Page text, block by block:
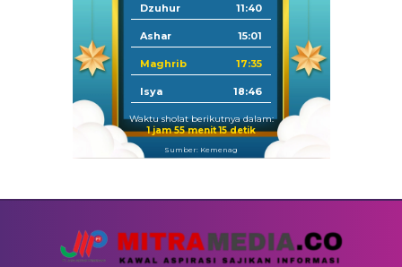
Dzuhur 11:40
Ashar 15:01
Maghrib 17:35
Isya 18:46
Waktu sholat berikutnya dalam:
1 jam 55 menit 14 detik
Sumber: Kemenag